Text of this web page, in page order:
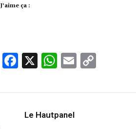
J’aime ça :
Facebook
X WhatsApp
Email
Le Hautpanel